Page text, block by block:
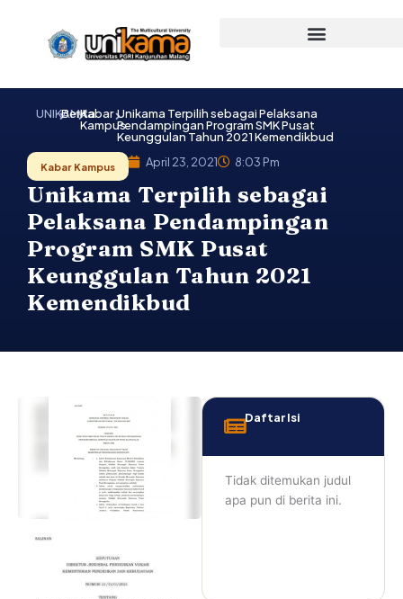
UNIKAMA
BeritaKabar
Kampus
Unikama Terpilih sebagai Pelaksana
Pendampingan Program SMK Pusat
Keunggulan Tahun 2021 Kemendikbud
Kabar Kampus April 23, 2021 8:03 Pm
Unikama Terpilih sebagai
Pelaksana Pendampingan
Program SMK Pusat
Keunggulan Tahun 2021
Kemendikbud
Daftar Isi
Tidak ditemukan judul
apa pun di berita ini.